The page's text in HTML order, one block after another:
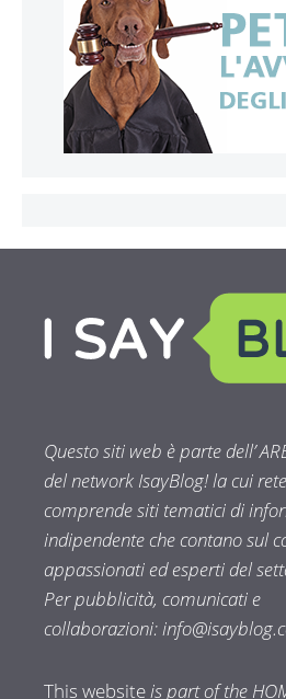
Questo siti web è parte dell’
del network IsayBlog! la cui
comprende siti tematici di
indipendente che contano sul
appassionati ed esperti del
Per pubblicità, comunicati e
collaborazioni:
This websiteis part of the